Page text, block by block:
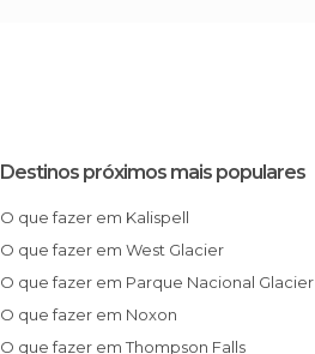
Destinos próximos mais populares
O que fazer em Kalispell
O que fazer em West Glacier
O que fazer em Parque Nacional Glacier
O que fazer em Noxon
O que fazer em Thompson Falls